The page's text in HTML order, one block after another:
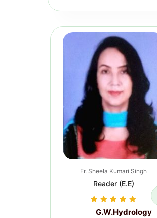
Induction Course for
Appointed Junior
Campus Training) PHED,
Bihar. (Pe...
Read more...
Er. Sheela Kumari Singh
Reader (E.E)
G.W.Hydrology